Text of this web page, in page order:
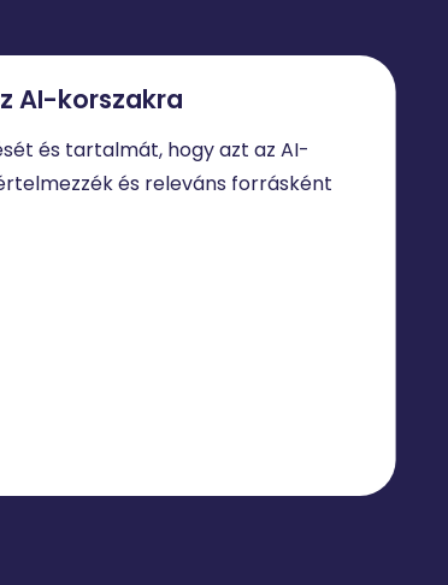
AI-korszakra
és tartalmát, hogy azt az AI-
és releváns forrásként